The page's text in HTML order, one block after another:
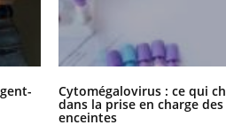
Cytomégalovirus : ce qui
dans la prise en charge
enceintes